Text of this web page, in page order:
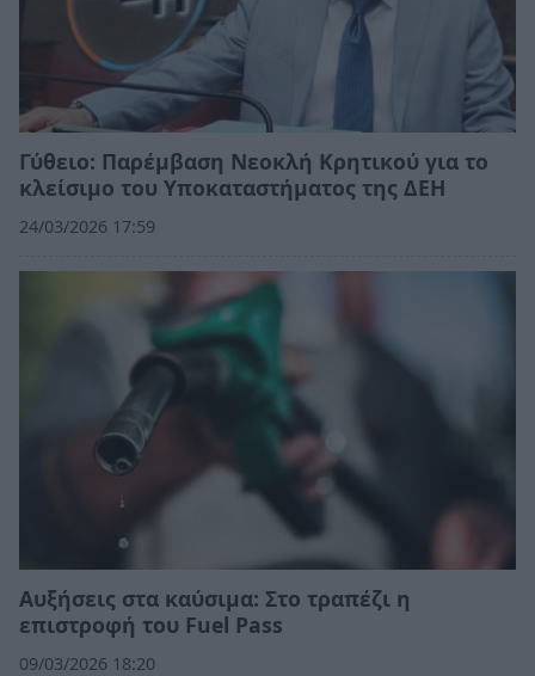
Γύθειο: Παρέμβαση Νεοκλή Κρητικού για το
κλείσιμο του Υποκαταστήματος της ΔΕΗ
24/03/2026 17:59
Αυξήσεις στα καύσιμα: Στο τραπέζι η
επιστροφή του Fuel Pass
09/03/2026 18:20